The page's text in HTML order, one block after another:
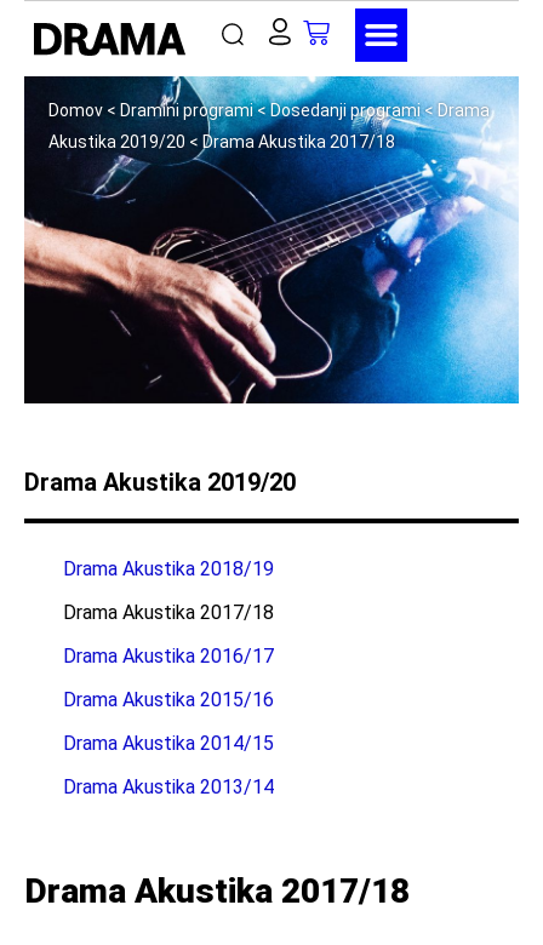
Domov < Dramini programi<Dosedanji programi<Drama
Akustika 2019/20 < Drama Akustika 2017/18
Drama Akustika 2019/20
Drama Akustika 2018/19
Drama Akustika 2017/18
Drama Akustika 2016/17
Drama Akustika 2015/16
Drama Akustika 2014/15
Drama Akustika 2013/14
Drama Akustika 2017/18